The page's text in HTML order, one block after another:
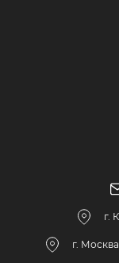
г.
г.